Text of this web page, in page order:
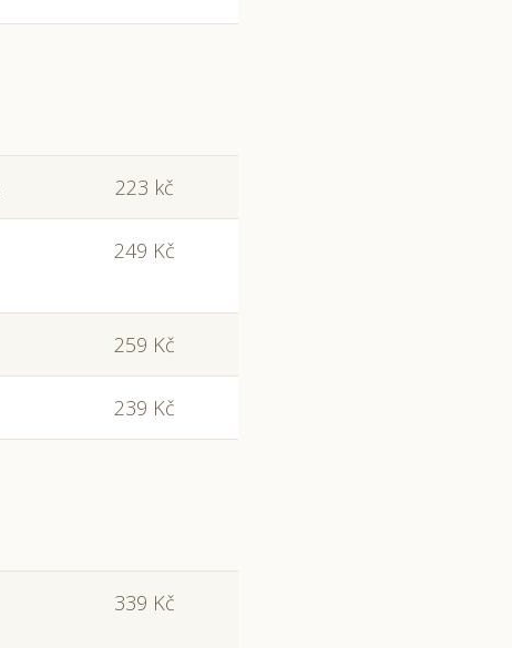
223 kč
249 Kč
259 Kč
239 Kč
339 Kč